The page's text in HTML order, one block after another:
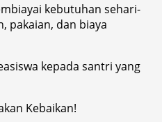
kebutuhan sehari-
pakaian, dan biaya
kepada santri yang
Kebaikan!